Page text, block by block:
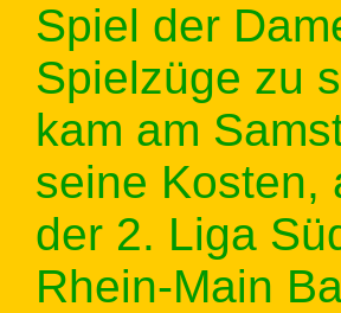
Spiel der
Spielzüge zu
kam am
seine Kosten,
der 2. Liga
Rhein-Main